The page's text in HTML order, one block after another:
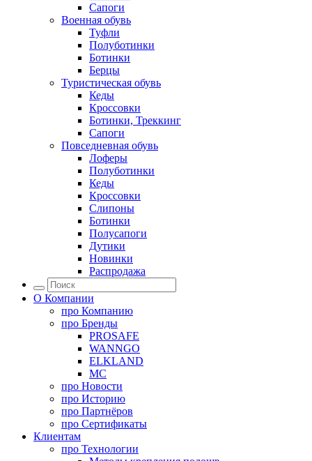
Сапоги
Военная обувь
Туфли
Полуботинки
Ботинки
Берцы
Туристическая обувь
Кеды
Кроссовки
Ботинки, Треккинг
Сапоги
Повседневная обувь
Лоферы
Полуботинки
Кеды
Кроссовки
Слипоны
Ботинки
Полусапоги
Дутики
Новинки
Распродажа
О Компании
про Компанию
про Бренды
PROSAFE
WANNGO
ELKLAND
MC
про Новости
про Историю
про Партнёров
про Сертификаты
Клиентам
про Технологии